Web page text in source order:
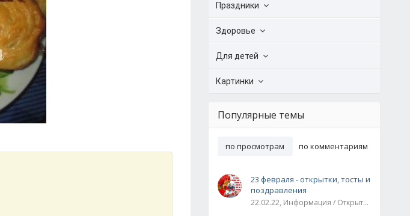
Праздники
Здоровье
Для детей
Картинки
Популярные темы
по просмотрам по комментариям
23 февраля - открытки, тосты и
поздравления
22.02.22, Информация / Открытки / Все праздники